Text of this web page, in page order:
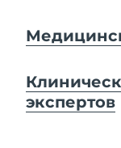
экспертов